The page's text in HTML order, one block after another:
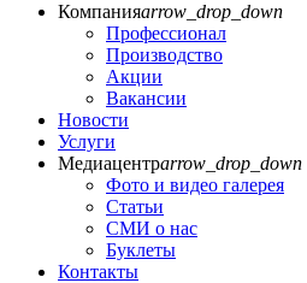
Компанияarrow_drop_down
Профессионал
Производство
Акции
Вакансии
Новости
Услуги
Медиацентрarrow_drop_down
Фото и видео галерея
Статьи
СМИ о нас
Буклеты
Контакты